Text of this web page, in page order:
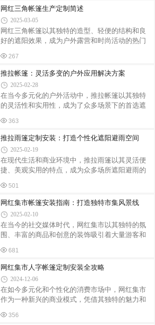
篷的特点以及定制流程，帮助您打造独特的露营
体验。网红三角帐篷：时尚与实用并存网红三角
帐篷以其独特的三角形设计和时尚的外观，迅速
在露营界走红。这种帐篷不仅美观大方，而且具
有出色的稳定性和抗风性能，非常适合户外露
营、烧烤、餐饮等多种场景。三角帐篷的定制流
和预期效果。比如，是用于户外餐饮还是露营
网红三角帐篷生产定制简述
2025-03-05
网红三角帐篷以其独特的造型、轻便的结构和良
好的遮阳效果，成为户外露营和时尚活动的热门
计定制：根据客户需求，设计师定制帐篷的图
案、颜色及尺寸，确保帐篷既符合潮流趋势，又
能满足特定场景需求。材料选购：选用高质量的
防水材料，如涂层尼龙或聚酯纤维，确保帐篷耐
用且有效防水。同时，考虑环保要求，选择可持
续发展的材料。精细裁剪与缝制：根据设计图
纸，精细裁剪材料，并采用专业缝制技术，确保
和美观度。组装与测试：将帐篷部件组装完成，
267
推拉帐篷：灵活多变的户外应用解决方案
2025-02-28
在当今多元化的户外活动中，推拉帐篷以其独特
的灵活性和实用性，成为了众多场景下的首选遮
工业、农业及公共设施的应用，推拉帐篷都以其
出色的性能和广泛的适用性赢得了用户的青睐。
本文将深入探讨推拉帐篷在不同应用场景中的实
际应用与优势。家庭休闲的理想选择对于热爱户
外生活的家庭而言，推拉帐篷无疑是露营、野
炊、家庭聚会等休闲活动的理想伴侣。它不仅能
够提供充足的遮阳避雨空间，让家庭成员在户外
纳，便于携带和存放。无论是森林中的露营基地
363
推拉雨篷定制安装：打造个性化遮阳避雨空间
2025-02-19
在现代生活和商业环境中，推拉雨篷以其灵活便
捷、美观实用的特点，成为众多场所遮阳避雨的
库入口，推拉雨篷以其多样化的功能和个性化设
计，满足了不同场景下的需求。本文将深入探讨
推拉雨篷的定制安装过程，从需求分析到最终安
装，为您全面解析如何打造一个既实用又美观的
个性化遮阳避雨空间。一、需求分析：定制推拉
雨篷的起点定制推拉雨篷的第一步是进行需求分
析。这一过程包括以下几个关键方面：使用场
是家庭环境，是固定安装还是需要便于移动。
501
网红集市帐篷安装指南：打造独特市集风景线
2025-02-10
在当今的社交媒体时代，网红集市以其独特的氛
围、丰富的商品和创意的装饰吸引着大量游客和
为网红集市不可或缺的一部分，它们不仅为商家
提供了展示和销售的空间，还成为了集市上一道
道亮丽的风景线。本文将详细介绍网红集市帐篷
的安装步骤，帮助您轻松搭建出既美观又实用的
市集帐篷。一、准备工作选址规划：根据集市的
整体布局和人流走向，选择合适的地点安装帐
篷。确保帐篷位置平整、稳固，远离潜在的安全
681
网红集市人字帐篷定制安装全攻略
2024-12-06
在如今多元化和个性化的消费市场中，网红集市
作为一种新兴的商业模式，凭借其独特的魅力和
的目光。而作为集市中的重要组成部分，人字帐
356